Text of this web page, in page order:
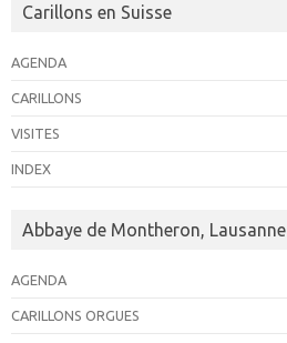
Carillons en Suisse
AGENDA
CARILLONS
VISITES
INDEX
Abbaye de Montheron, Lausanne
AGENDA
CARILLONS ORGUES